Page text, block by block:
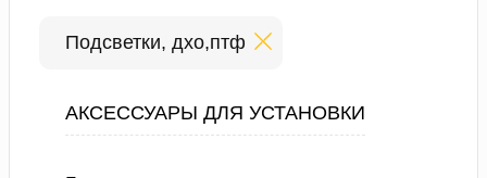
Подсветки, дхо,птф
АКСЕССУАРЫ ДЛЯ УСТАНОВКИ